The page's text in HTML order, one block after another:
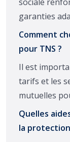
garanties
Comment
pour TNS ?
Il est
tarifs et les
mutuelles
Quelles
la